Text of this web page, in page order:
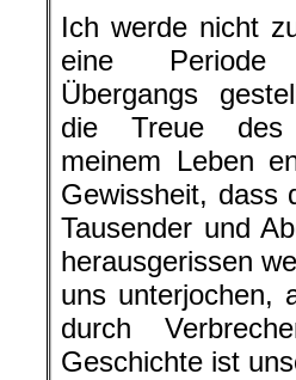
Ich werde nicht
eine Periode
Übergangs
die Treue
meinem Leben
Gewissheit, dass
Tausender und
herausgerissen
uns unterjochen,
durch
Geschichte ist